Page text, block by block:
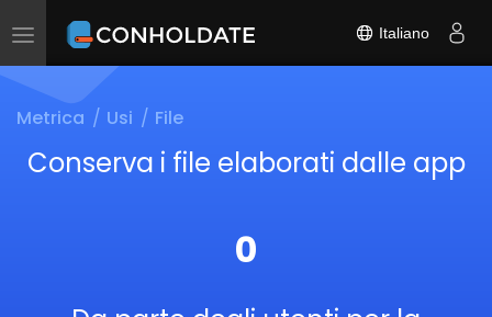
Toggle
Italiano
Metrica Usi File
Conserva i file elaborati dalle app
0